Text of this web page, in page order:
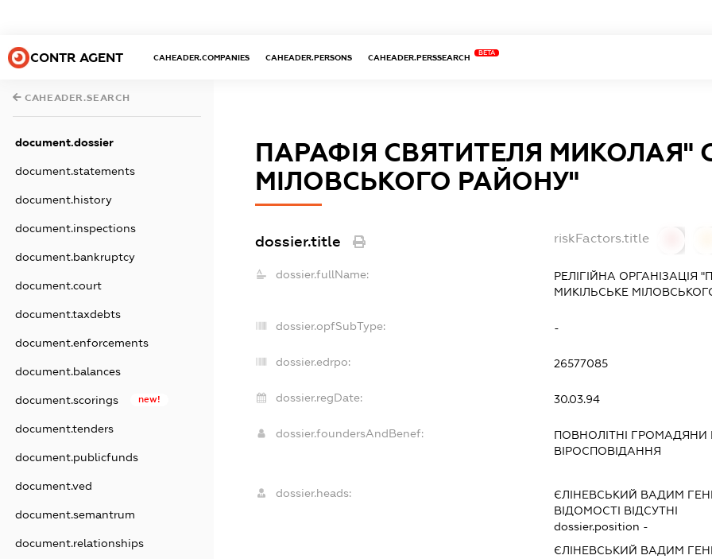
CONTR AGENT CAHEADER.COMPANIES CAHEADER.PERSONS CAHEADER.PERSSEARCH
BETA
CAHEADER.SEARCH
document.dossier
document.statements
document.history
document.inspections
document.bankruptcy
document.court
document.taxdebts
document.enforcements
document.balances
document.scorings new!
document.tenders
document.publicfunds
document.ved
document.semantrum
document.relationships
ПАРАФІЯ СВЯТИТЕЛЯ МИКОЛАЯ"
МІЛОВСЬКОГО РАЙОНУ"
dossier.title riskFactors.title
dossier.fullName:
РЕЛІГІЙНА ОРГАНІЗАЦІЯ
МИКІЛЬСЬКЕ
dossier.opfSubType: -
dossier.edrpo: 26577085
dossier.regDate: 30.03.94
dossier.foundersAndBenef:
ПОВНОЛІТНІ
ВІРОСПОВІДАННЯ
dossier.heads: ЄЛІНЕВСЬКИЙ ВАДИМ
ВІДОМОСТІ ВІДСУТНІ
dossier.position -
ЄЛІНЕВСЬКИЙ ВАДИМ